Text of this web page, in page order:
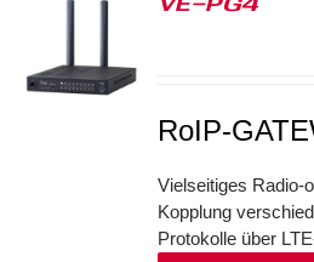
RoIP-
Vielseitiges Radio-
Kopplung
Protokolle über